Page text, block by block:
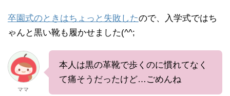
卒園式のときはちょっと失敗したので、入学式ではち
ゃんと黒い靴も履かせました(^^;
ママ
本人は黒の革靴で歩くのに慣れてなく
て痛そうだったけど…ごめんね